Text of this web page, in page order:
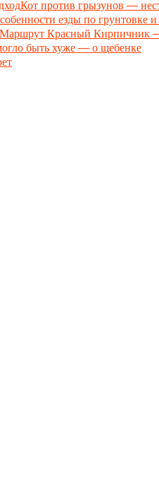
Кот против грызунов —
езды по грунтовке
Маршрут Красный Кирпичник
быть хуже — о щебенке